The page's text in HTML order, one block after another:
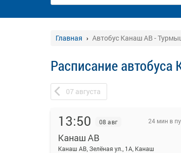
Главная Автобус Канаш АВ -
Расписание
07 августа
13:50 08 авг 24 мин в
Канаш АВ
Канаш АВ, Зелёная ул., 1А, Канаш